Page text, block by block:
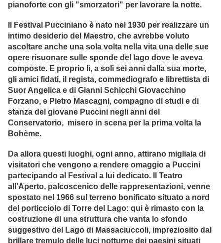
pianoforte con gli "smorzatori" per lavorare la notte.
Il Festival Pucciniano è nato nel 1930 per realizzare un
intimo desiderio del Maestro, che avrebbe voluto
ascoltare anche una sola volta nella vita una delle sue
opere risuonare sulle sponde del lago dove le aveva
composte. E proprio lì, a soli sei anni dalla sua morte,
gli amici fidati, il regista, commediografo e librettista di
Suor Angelica e di Gianni Schicchi Giovacchino
Forzano, e Pietro Mascagni, compagno di studi e di
stanza del giovane Puccini negli anni del
Conservatorio, misero in scena per la prima volta la
Bohème.
Da allora questi luoghi, ogni anno, attirano migliaia di
visitatori che vengono a rendere omaggio a Puccini
partecipando al Festival a lui dedicato. Il Teatro
all’Aperto, palcoscenico delle rappresentazioni, venne
spostato nel 1966 sul terreno bonificato situato a nord
del porticciolo di Torre del Lago: qui è rimasto con la
costruzione di una struttura che vanta lo sfondo
suggestivo del Lago di Massaciuccoli, impreziosito dal
brillare tremulo delle luci notturne dei paesini situati